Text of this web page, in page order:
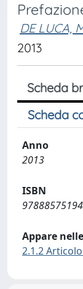
DE LUCA,
2013
Scheda
Scheda
Anno
2013
ISBN
Appare
2.1.2